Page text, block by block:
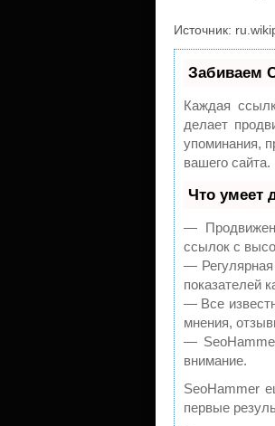
Источник:
Забиваем
Каждая
делает
упоминания,
вашего сайта.
Что умеет
—
ссылок с
— Регулярная
показателей
— Все
мнения,
—
внимание.
SeoHammer
первые